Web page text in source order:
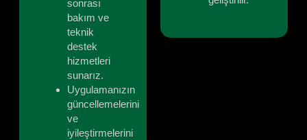
sonrası
bakım ve
teknik
destek
hizmetleri
sunarız.
Uygulamanızın
güncellemelerini
ve
iyileştirmelerini